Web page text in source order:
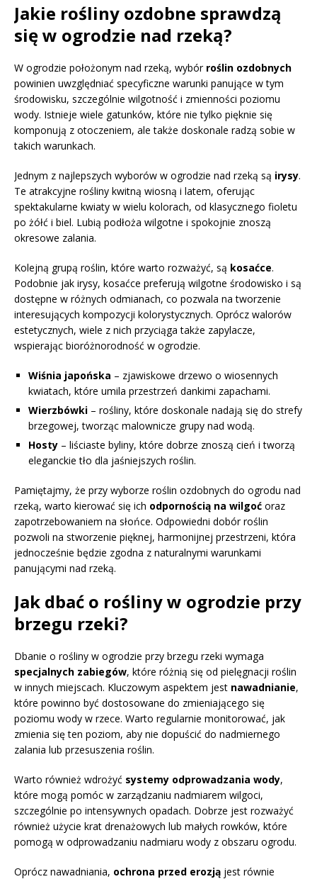
Jakie rośliny ozdobne sprawdzą
się w ogrodzie nad rzeką?
W ogrodzie położonym nad rzeką, wybór roślin ozdobnych
powinien uwzględniać specyficzne warunki panujące w tym
środowisku, szczególnie wilgotność i zmienności poziomu
wody. Istnieje wiele gatunków, które nie tylko pięknie się
komponują z otoczeniem, ale także doskonale radzą sobie w
takich warunkach.
Jednym z najlepszych wyborów w ogrodzie nad rzeką są irysy.
Te atrakcyjne rośliny kwitną wiosną i latem, oferując
spektakularne kwiaty w wielu kolorach, od klasycznego fioletu
po żółć i biel. Lubią podłoża wilgotne i spokojnie znoszą
okresowe zalania.
Kolejną grupą roślin, które warto rozważyć, są kosaćce.
Podobnie jak irysy, kosaćce preferują wilgotne środowisko i są
dostępne w różnych odmianach, co pozwala na tworzenie
interesujących kompozycji kolorystycznych. Oprócz walorów
estetycznych, wiele z nich przyciąga także zapylacze,
wspierając bioróżnorodność w ogrodzie.
Wiśnia japońska – zjawiskowe drzewo o wiosennych
kwiatach, które umila przestrzeń dankimi zapachami.
Wierzbówki – rośliny, które doskonale nadają się do strefy
brzegowej, tworząc malownicze grupy nad wodą.
Hosty – liściaste byliny, które dobrze znoszą cień i tworzą
eleganckie tło dla jaśniejszych roślin.
Pamiętajmy, że przy wyborze roślin ozdobnych do ogrodu nad
rzeką, warto kierować się ich odpornością na wilgoć oraz
zapotrzebowaniem na słońce. Odpowiedni dobór roślin
pozwoli na stworzenie pięknej, harmonijnej przestrzeni, która
jednocześnie będzie zgodna z naturalnymi warunkami
panującymi nad rzeką.
Jak dbać o rośliny w ogrodzie przy
brzegu rzeki?
Dbanie o rośliny w ogrodzie przy brzegu rzeki wymaga
specjalnych zabiegów, które różnią się od pielęgnacji roślin
w innych miejscach. Kluczowym aspektem jest nawadnianie,
które powinno być dostosowane do zmieniającego się
poziomu wody w rzece. Warto regularnie monitorować, jak
zmienia się ten poziom, aby nie dopuścić do nadmiernego
zalania lub przesuszenia roślin.
Warto również wdrożyć systemy odprowadzania wody,
które mogą pomóc w zarządzaniu nadmiarem wilgoci,
szczególnie po intensywnych opadach. Dobrze jest rozważyć
również użycie krat drenażowych lub małych rowków, które
pomogą w odprowadzaniu nadmiaru wody z obszaru ogrodu.
Oprócz nawadniania, ochrona przed erozją jest równie